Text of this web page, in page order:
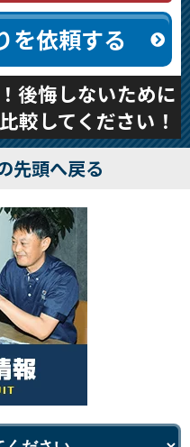
を依頼する
後悔しないために
較してください！
先頭へ戻る